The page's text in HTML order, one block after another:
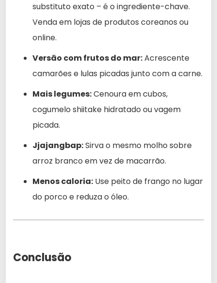
substituto exato – é o ingrediente-chave.
Venda em lojas de produtos coreanos ou
online.
Versão com frutos do mar:Acrescente
camarões e lulas picadas junto com a carne.
Mais legumes:Cenoura em cubos,
cogumelo shiitake hidratado ou vagem
picada.
Jjajangbap:Sirva o mesmo molho sobre
arroz branco em vez de macarrão.
Menos caloria: Use peito de frango no lugar
do porco e reduza o óleo.
Conclusão